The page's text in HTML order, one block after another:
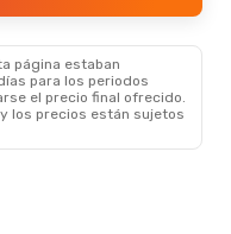
página estaban
para los periodos
el precio final ofrecido.
los precios están sujetos